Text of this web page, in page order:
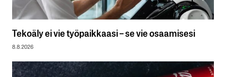
Tekoäly ei vie työpaikkaasi – se vie osaamisesi
8.8.2026